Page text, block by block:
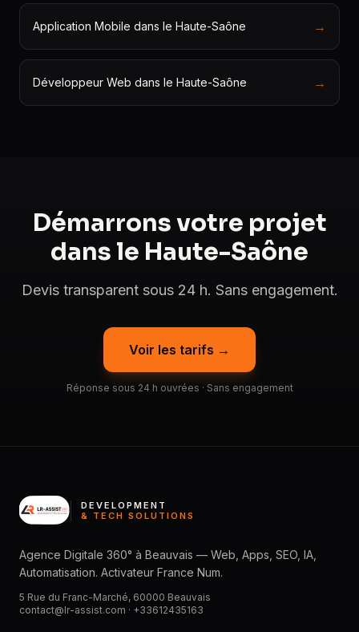
Application Mobile dans le Haute-Saône →
Développeur Web dans le Haute-Saône →
Démarrons votre projet
dans le Haute-Saône
Devis transparent sous 24 h. Sans engagement.
Voir les tarifs →
Réponse sous 24 h ouvrées · Sans engagement
DEVELOPMENT
& TECH SOLUTIONS
Agence Digitale 360° à Beauvais — Web, Apps, SEO, IA,
Automatisation. Activateur France Num.
5 Rue du Franc-Marché, 60000 Beauvais
contact@lr-assist.com · +33612435163